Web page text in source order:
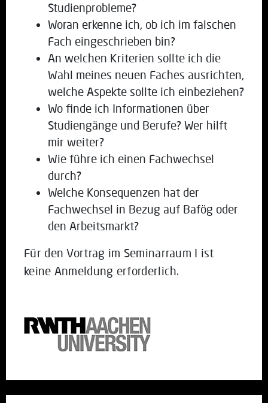
Studienprobleme?
Woran erkenne ich, ob ich im falschen
Fach eingeschrieben bin?
An welchen Kriterien sollte ich die
Wahl meines neuen Faches ausrichten,
welche Aspekte sollte ich einbeziehen?
Wo finde ich Informationen über
Studiengänge und Berufe? Wer hilft
mir weiter?
Wie führe ich einen Fachwechsel
durch?
Welche Konsequenzen hat der
Fachwechsel in Bezug auf Bafög oder
den Arbeitsmarkt?
Für den Vortrag im Seminarraum I ist
keine Anmeldung erforderlich.